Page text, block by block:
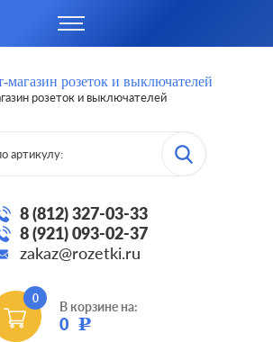
розеток и выключателей
8 (812) 327-03-33
8 (921) 093-02-37
zakaz@rozetki.ru
0
В корзине на:
0 Р